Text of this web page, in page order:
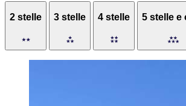
2 stelle 3 stelle 4 stelle 5 stelle e